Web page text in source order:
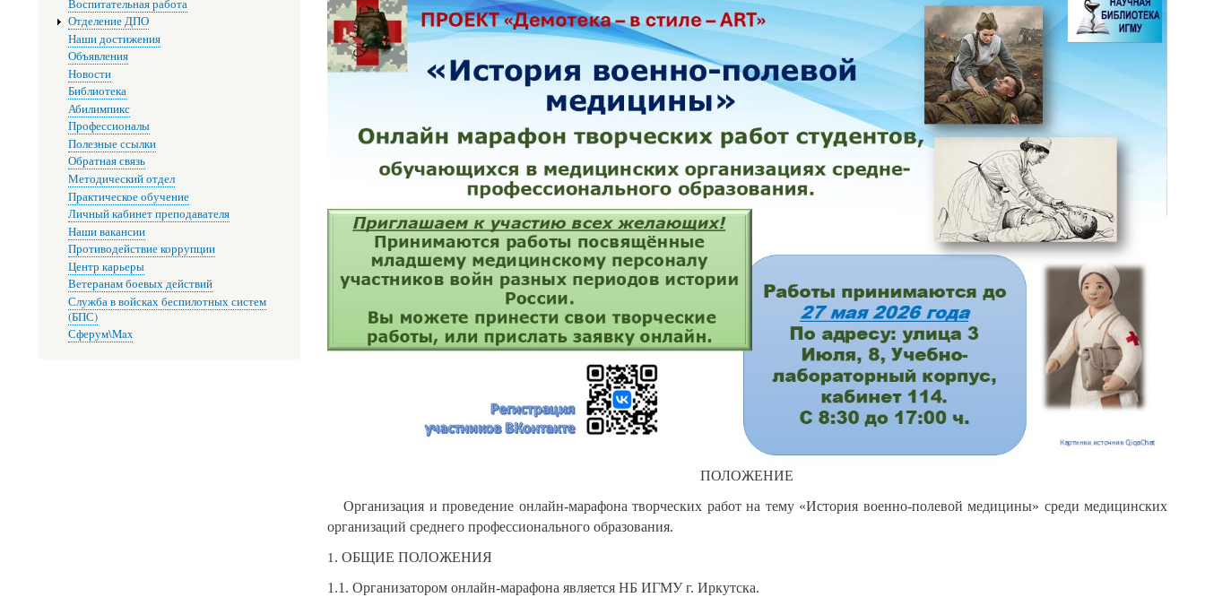
ПОЛОЖЕНИЕ
Организация и проведение онлайн-марафона творческих работ на тему «История военно-полевой медицины» среди медицинских
организаций среднего профессионального образования.
1 . ОБЩИЕ ПОЛОЖЕНИЯ
1.1. Организатором онлайн-марафона является НБ ИГМУ г. Иркутска.
Воспитательная работа
Отделение ДПО
Наши достижения
Объявления
Новости
Библиотека
Абилимпикс
Профессионалы
Полезные ссылки
Обратная связь
Методический отдел
Практическое обучение
Личный кабинет преподавателя
Наши вакансии
Противодействие коррупции
Центр карьеры
Ветеранам боевых действий
Служба в войсках беспилотных систем
(БПС)
Сферум\Max